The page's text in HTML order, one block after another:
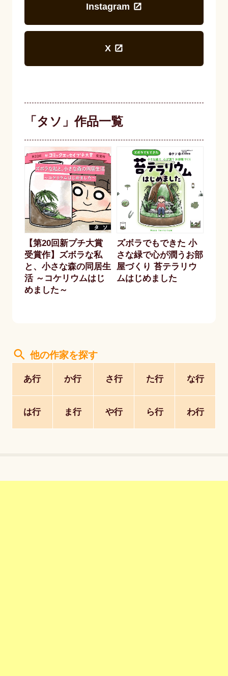
Instagram
X
「タソ」作品一覧
【第20回新プチ大賞
受賞作】ズボラな私
と、小さな森の同居生
活 ～コケリウムはじ
めました～
ズボラでもできた 小
さな緑で心が潤うお部
屋づくり 苔テラリウ
ムはじめました
search 他の作家を探す
あ行 か行 さ行 た行 な行
は行 ま行 や行 ら行 わ行